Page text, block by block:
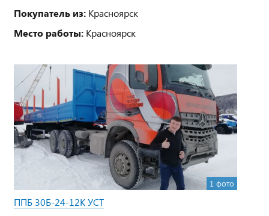
Покупатель из: Красноярск
Место работы: Красноярск
1 фото
ППБ 30Б-24-12К УСТ